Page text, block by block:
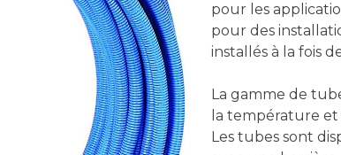
pour les
pour des
installés à la fois
La gamme de
la température et
Les tubes sont